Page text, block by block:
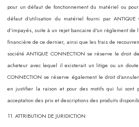
pour un défaut de fonctionnement du matériel ou
défaut d'utilisation du matériel fourni par ANTIQUE
d'impayés, suite à un rejet bancaire d'un règlement de
financière de ce dernier, ainsi que les frais de
société ANTIQUE CONNECTION se réserve le droit
acheteur avec lequel il existerait un litige ou un
CONNECTION se réserve également le droit
en justifier la raison et pour des motifs qui lui sont
acceptation des prix et descriptions des produits
11. ATTRIBUTION DE JURIDICTION